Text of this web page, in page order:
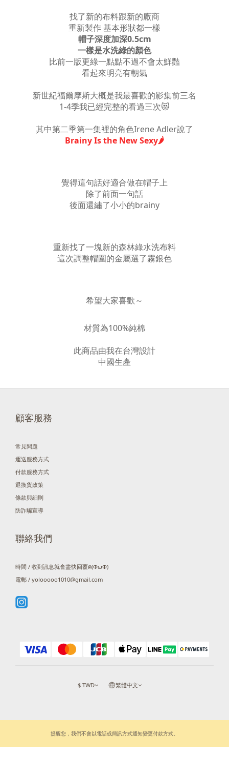
找了新的布料跟新的廠商
重新製作 基本形狀都一樣
帽子深度加深0.5cm
一樣是水洗綠的顏色
比前一版更綠一點點不過不會太鮮豔
看起來明亮有朝氣
新世紀福爾摩斯大概是我最喜歡的影集前三名
1-4季我已經完整的看過三次😻
其中第二季第一集裡的角色Irene Adler說了
Brainy Is the New Sexy🌶
覺得這句話好適合做在帽子上
除了前面一句話
後面還繡了小小的brainy
重新找了一塊新的森林綠水洗布料
這次調整帽圍的金屬選了霧銀色
希望大家喜歡～
材質為100%純棉
此商品由我在台灣設計
中國生產
顧客服務
常見問題
運送服務方式
付款服務方式
退換貨政策
條款與細則
防詐騙宣導
聯絡我們
時間 / 收到訊息就會盡快回覆ฅ(ΦωΦ)
電郵 / yolooooo1010@gmail.com
$ TWD 繁體中文
提醒您，我們不會以電話或簡訊方式通知變更付款方式。